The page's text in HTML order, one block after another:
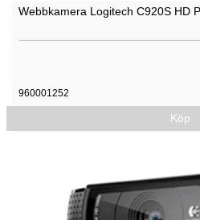
Webbkamera Logitech C920S HD
960001252
Köp